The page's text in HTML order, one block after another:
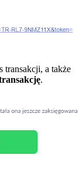
transakcji, a także
.